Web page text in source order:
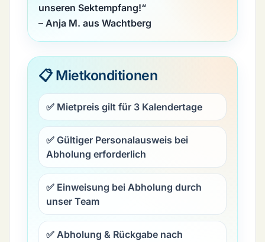
unseren Sektempfang!“
– Anja M. aus Wachtberg
📋 Mietkonditionen
✅ Mietpreis gilt für 3 Kalendertage
✅ Gültiger Personalausweis bei
Abholung erforderlich
✅ Einweisung bei Abholung durch
unser Team
✅ Abholung & Rückgabe nach